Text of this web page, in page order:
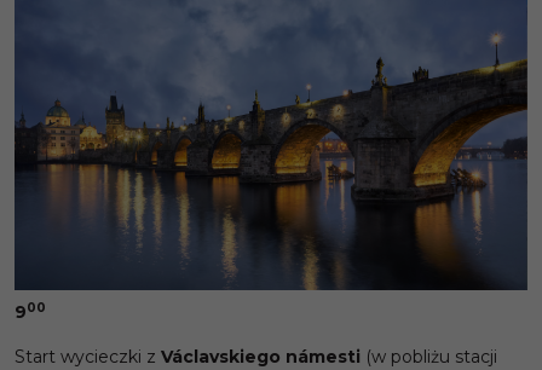
900
Start wycieczki z Václavskiego námesti (w pobliżu stacji